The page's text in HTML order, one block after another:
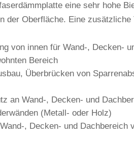
eine sehr hohe
der Ober­fläche. Eine
von innen für Wand-, Decken-
Bereich
Über­brü­cken von
an Wand-, Decken- und
(Metall- oder Holz)
, Decken- und Dach­be­reich